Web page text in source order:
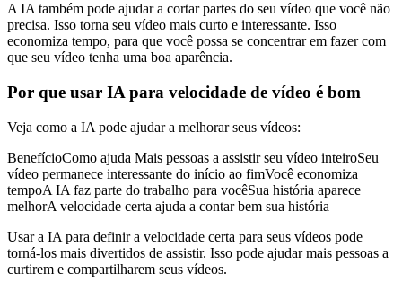
A IA também pode ajudar a cortar partes do seu vídeo que você não
precisa. Isso torna seu vídeo mais curto e interessante. Isso
economiza tempo, para que você possa se concentrar em fazer com
que seu vídeo tenha uma boa aparência.
Por que usar IA para velocidade de vídeo é bom
Veja como a IA pode ajudar a melhorar seus vídeos:
BenefícioComo ajuda Mais pessoas a assistir seu vídeo inteiroSeu
vídeo permanece interessante do início ao fimVocê economiza
tempoA IA faz parte do trabalho para vocêSua história aparece
melhorA velocidade certa ajuda a contar bem sua história
Usar a IA para definir a velocidade certa para seus vídeos pode
torná-los mais divertidos de assistir. Isso pode ajudar mais pessoas a
curtirem e compartilharem seus vídeos.